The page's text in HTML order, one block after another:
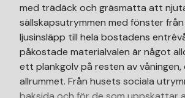
med trädäck och gräsmatta att
sällskapsutrymmen med fönster
ljusinsläpp till hela bostadens
påkostade materialvalen är något
ett plankgolv på resten av
allrummet. Från husets sociala